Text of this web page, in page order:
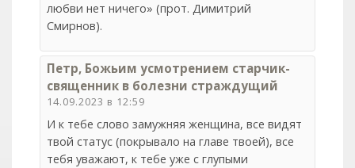
любви нет ничего» (прот. Димитрий
Смирнов).
Петр, Божьим усмотрением старчик-
священник в болезни страждущий
14.09.2023 в 12:59
И к тебе слово замужняя женщина, все видят
твой статус (покрывало на главе твоей), все
тебя уважают, к тебе уже с глупыми